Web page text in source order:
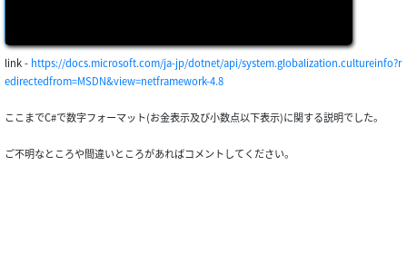
link - https://docs.microsoft.com/ja-jp/dotnet/api/system.globalization.cultureinfo?r
edirectedfrom=MSDN&view=netframework-4.8
ここまでC#で数字フォーマット(お金表示及び小数点以下表示)に関する説明でした。
ご不明なところや間違いところがあればコメントしてください。